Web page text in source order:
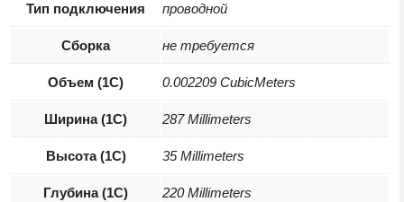
Тип подключения проводной
Сборка не требуется
Объем (1С) 0.002209 CubicMeters
Ширина (1С) 287 Millimeters
Высота (1С) 35 Millimeters
Глубина (1С) 220 Millimeters